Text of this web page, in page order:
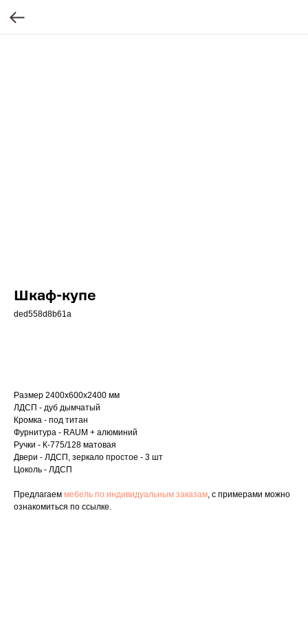
Шкаф-купе
ded558d8b61a
Размер 2400х600х2400 мм
ЛДСП - дуб дымчатый
Кромка - под титан
Фурнитура - RAUM + алюминий
Ручки - К-775/128 матовая
Двери - ЛДСП, зеркало простое - 3 шт
Цоколь - ЛДСП
Предлагаем мебель по индивидуальным заказам, с примерами можно
ознакомиться по ссылке.